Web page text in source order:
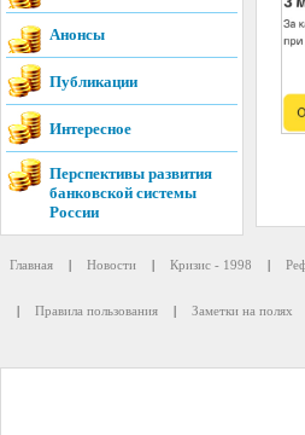
Анонсы
Публикации
Интересное
Перспективы развития
банковской системы
России
Главная | Новости | Кризис - 1998 |
| Правила пользования | Заметки на полях